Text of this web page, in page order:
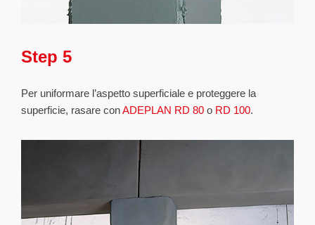
Step 5
Per uniformare l’aspetto superficiale e proteggere la
superficie, rasare conADEPLAN RD 80 o RD 100.